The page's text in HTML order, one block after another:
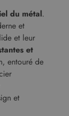
du métal.
et
et leur
et
entouré de
et